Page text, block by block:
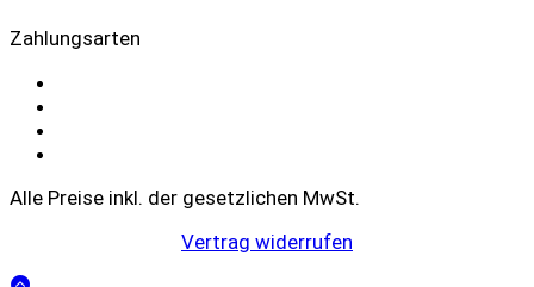
Zahlungsarten
Alle Preise inkl. der gesetzlichen MwSt.
Vertrag widerrufen